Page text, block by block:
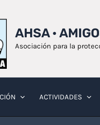
AHSA ·
Asociación para la
ACTIVIDADES